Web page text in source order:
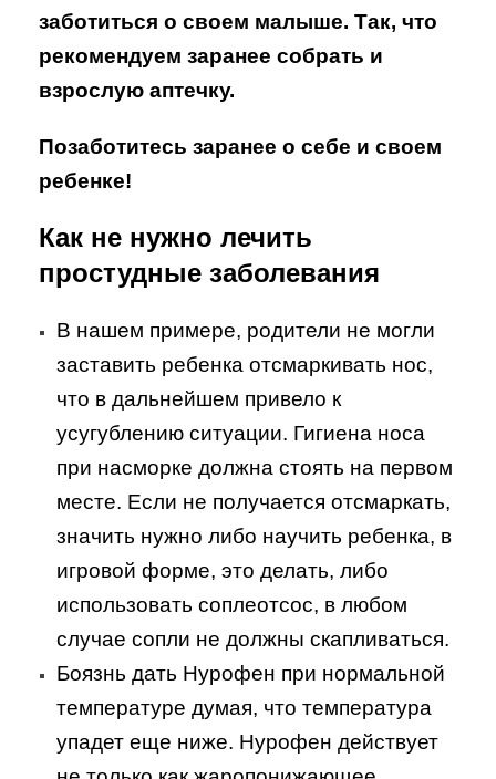
заботиться о своем малыше. Так, что
рекомендуем заранее собрать и
взрослую аптечку.
Позаботитесь заранее о себе и своем
ребенке!
Как не нужно лечить
простудные заболевания
В нашем примере, родители не могли
заставить ребенка отсмаркивать нос,
что в дальнейшем привело к
усугублению ситуации. Гигиена носа
при насморке должна стоять на первом
месте. Если не получается отсмаркать,
значить нужно либо научить ребенка, в
игровой форме, это делать, либо
использовать соплеотсос, в любом
случае сопли не должны скапливаться.
Боязнь дать Нурофен при нормальной
температуре думая, что температура
упадет еще ниже. Нурофен действует